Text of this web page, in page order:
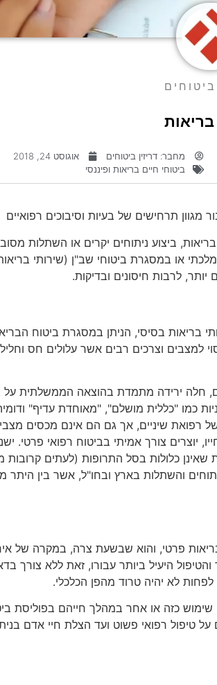
ביטוחים
בריאות
מחבר: דריזין ביטוחים
אוגוסט 24, 2018
ביטוחי חיים בריאות ופיננסי
מגוון תרחישים של בעיות וסיבוכים רפואיים
ביצוע ניתוחים יקרים או השתלות
או במסגרת ביטוחי שב"ן (שירותי
לרבות חיסונים ובדיקות.
בסיסי, הניתן במסגרת ביטוח
למצבים וצרכים רבים אשר עלולים חס
חלה ירידה מתמדת בהוצאה הממשלתית על
כמו "כללית מושלם", "מאוחדת עדיף"
רפואת שיניים, אך גם הם אינם מכסים
עובר בממוצע כ-3 ניתוחים במהלך חייו, יוצרים צורך אמיתי בביטוח
כלולות בסל התרופות (לעתים קרובות
והשתלות בארץ ובחו"ל, אשר בין היתר
פרטי, והוא שבשעת צרה, במקרה של
היעיל ביותר עבורו, זאת ללא צורך
לא יהיה טרוד מהפן הכלכלי.
פרטי יעשו שימוש כזה או אחר במהלך חייהם
טיפול רפואי פשוט ועד הצלת חיי אדם